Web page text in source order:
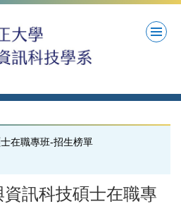
在職專班-招生榜單
訊科技碩士在職專